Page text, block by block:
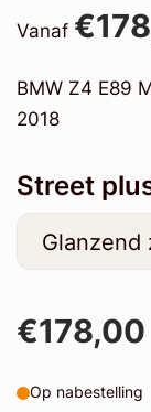
Vanaf
BMW Z4 E89
2018
Street
€178,00
Op nabestelling